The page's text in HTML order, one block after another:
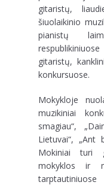
gitaristų,
šiuolaikinio
pianistų
gitaristų,
konkursuose.
Mokykloje
muzikiniai
smagiau“,
Lietuvai“, „Ant
Mokiniai turi
mokyklos ir